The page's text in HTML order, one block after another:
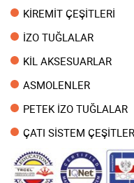
KİREMİT ÇEŞİTLERİ
İZO TUĞLALAR
KİL AKSESUARLAR
ASMOLENLER
PETEK İZO TUĞLALAR
ÇATI SİSTEM